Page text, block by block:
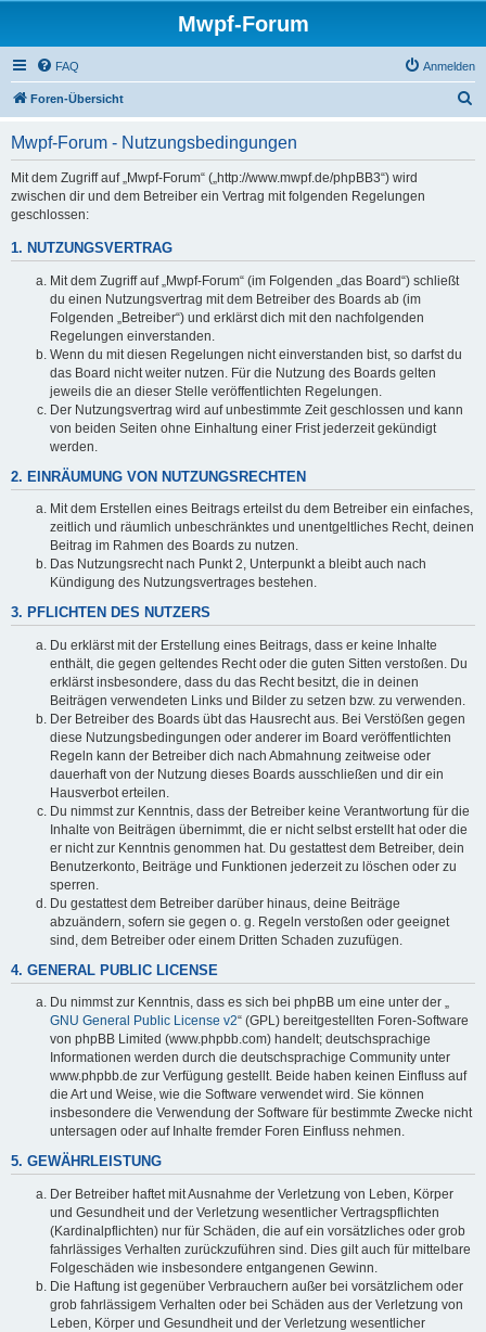
Mwpf-Forum
FAQ Anmelden
Foren-Übersicht
Mwpf-Forum - Nutzungsbedingungen
Mit dem Zugriff auf „Mwpf-Forum“ („http://www.mwpf.de/phpBB3“) wird
zwischen dir und dem Betreiber ein Vertrag mit folgenden Regelungen
geschlossen:
1. NUTZUNGSVERTRAG
Mit dem Zugriff auf „Mwpf-Forum“ (im Folgenden „das Board“) schließt
du einen Nutzungsvertrag mit dem Betreiber des Boards ab (im
Folgenden „Betreiber“) und erklärst dich mit den nachfolgenden
Regelungen einverstanden.
Wenn du mit diesen Regelungen nicht einverstanden bist, so darfst du
das Board nicht weiter nutzen. Für die Nutzung des Boards gelten
jeweils die an dieser Stelle veröffentlichten Regelungen.
Der Nutzungsvertrag wird auf unbestimmte Zeit geschlossen und kann
von beiden Seiten ohne Einhaltung einer Frist jederzeit gekündigt
werden.
2. EINRÄUMUNG VON NUTZUNGSRECHTEN
Mit dem Erstellen eines Beitrags erteilst du dem Betreiber ein einfaches,
zeitlich und räumlich unbeschränktes und unentgeltliches Recht, deinen
Beitrag im Rahmen des Boards zu nutzen.
Das Nutzungsrecht nach Punkt 2, Unterpunkt a bleibt auch nach
Kündigung des Nutzungsvertrages bestehen.
3. PFLICHTEN DES NUTZERS
Du erklärst mit der Erstellung eines Beitrags, dass er keine Inhalte
enthält, die gegen geltendes Recht oder die guten Sitten verstoßen. Du
erklärst insbesondere, dass du das Recht besitzt, die in deinen
Beiträgen verwendeten Links und Bilder zu setzen bzw. zu verwenden.
Der Betreiber des Boards übt das Hausrecht aus. Bei Verstößen gegen
diese Nutzungsbedingungen oder anderer im Board veröffentlichten
Regeln kann der Betreiber dich nach Abmahnung zeitweise oder
dauerhaft von der Nutzung dieses Boards ausschließen und dir ein
Hausverbot erteilen.
Du nimmst zur Kenntnis, dass der Betreiber keine Verantwortung für die
Inhalte von Beiträgen übernimmt, die er nicht selbst erstellt hat oder die
er nicht zur Kenntnis genommen hat. Du gestattest dem Betreiber, dein
Benutzerkonto, Beiträge und Funktionen jederzeit zu löschen oder zu
sperren.
Du gestattest dem Betreiber darüber hinaus, deine Beiträge
abzuändern, sofern sie gegen o. g. Regeln verstoßen oder geeignet
sind, dem Betreiber oder einem Dritten Schaden zuzufügen.
4. GENERAL PUBLIC LICENSE
Du nimmst zur Kenntnis, dass es sich bei phpBB um eine unter der „
GNU General Public License v2“ (GPL) bereitgestellten Foren-Software
von phpBB Limited (www.phpbb.com) handelt; deutschsprachige
Informationen werden durch die deutschsprachige Community unter
www.phpbb.de zur Verfügung gestellt. Beide haben keinen Einfluss auf
die Art und Weise, wie die Software verwendet wird. Sie können
insbesondere die Verwendung der Software für bestimmte Zwecke nicht
untersagen oder auf Inhalte fremder Foren Einfluss nehmen.
5. GEWÄHRLEISTUNG
Der Betreiber haftet mit Ausnahme der Verletzung von Leben, Körper
und Gesundheit und der Verletzung wesentlicher Vertragspflichten
(Kardinalpflichten) nur für Schäden, die auf ein vorsätzliches oder grob
fahrlässiges Verhalten zurückzuführen sind. Dies gilt auch für mittelbare
Folgeschäden wie insbesondere entgangenen Gewinn.
Die Haftung ist gegenüber Verbrauchern außer bei vorsätzlichem oder
grob fahrlässigem Verhalten oder bei Schäden aus der Verletzung von
Leben, Körper und Gesundheit und der Verletzung wesentlicher